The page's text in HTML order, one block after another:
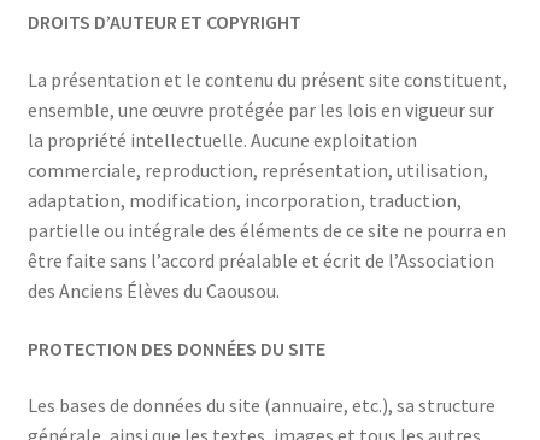
DROITS D’AUTEUR ET COPYRIGHT
La présentation et le contenu du présent site constituent,
ensemble, une œuvre protégée par les lois en vigueur sur
la propriété intellectuelle. Aucune exploitation
commerciale, reproduction, représentation, utilisation,
adaptation, modification, incorporation, traduction,
partielle ou intégrale des éléments de ce site ne pourra en
être faite sans l’accord préalable et écrit de l’Association
des Anciens Élèves du Caousou.
PROTECTION DES DONNÉES DU SITE
Les bases de données du site (annuaire, etc.), sa structure